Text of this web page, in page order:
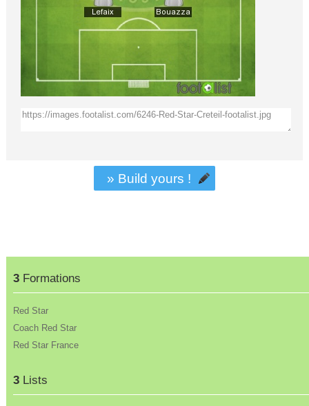
3Formations
Red Star
Coach Red Star
Red Star France
3Lists
» Build yours !